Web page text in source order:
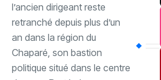
l’ancien dirigeant reste
retranché depuis plus d’un
an dans la région du
Chaparé, son bastion
politique situé dans le centre